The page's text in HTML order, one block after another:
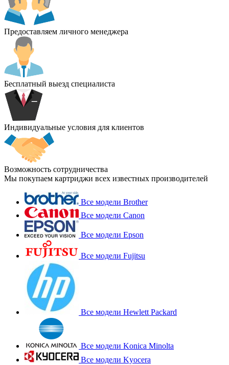
Предоставляем личного менеджера
Бесплатный выезд специалиста
Индивидуальные условия для клиентов
Возможность сотрудничества
Мы покупаем картриджи всех известных производителей
Все модели Brother
Все модели Canon
Все модели Epson
Все модели Fujitsu
Все модели Hewlett Packard
Все модели Konica Minolta
Все модели Kyocera